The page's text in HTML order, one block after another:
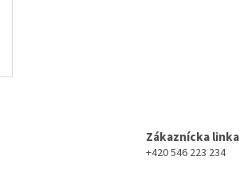
Zákaznícka linka
+420 546 223 234